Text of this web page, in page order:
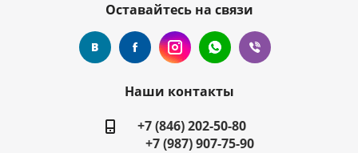
Оставайтесь на связи
Наши контакты
+7 (846) 202-50-80
+7 (987) 907-75-90